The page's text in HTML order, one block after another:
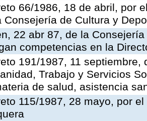
66/1986, 18 de abril, por
Consejería de Cultura y
22 abr 87, de la
competencias en la
191/1987, 11
Trabajo y Servicios
de salud, asistencia
115/1987, 28 mayo, por